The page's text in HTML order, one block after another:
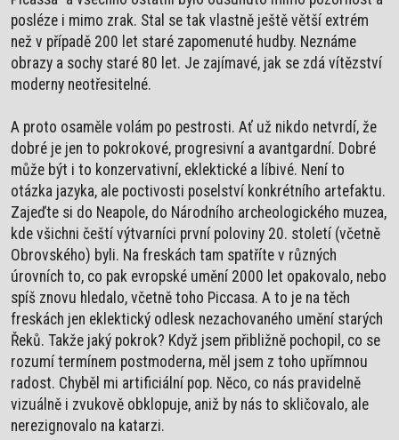
posléze i mimo zrak. Stal se tak vlastně ještě větší extrém
než v případě 200 let staré zapomenuté hudby. Neznáme
obrazy a sochy staré 80 let. Je zajímavé, jak se zdá vítězství
moderny neotřesitelné.
A proto osaměle volám po pestrosti. Ať už nikdo netvrdí, že
dobré je jen to pokrokové, progresivní a avantgardní. Dobré
může být i to konzervativní, eklektické a líbivé. Není to
otázka jazyka, ale poctivosti poselství konkrétního artefaktu.
Zajeďte si do Neapole, do Národního archeologického muzea,
kde všichni čeští výtvarníci první poloviny 20. století (včetně
Obrovského) byli. Na freskách tam spatříte v různých
úrovních to, co pak evropské umění 2000 let opakovalo, nebo
spíš znovu hledalo, včetně toho Piccasa. A to je na těch
freskách jen eklektický odlesk nezachovaného umění starých
Řeků. Takže jaký pokrok? Když jsem přibližně pochopil, co se
rozumí termínem postmoderna, měl jsem z toho upřímnou
radost. Chyběl mi artificiální pop. Něco, co nás pravidelně
vizuálně i zvukově obklopuje, aniž by nás to skličovalo, ale
nerezignovalo na katarzi.